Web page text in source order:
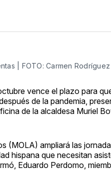
| FOTO: Carmen Rodríguez
vence el plazo para
de la pandemia,
de la alcaldesa Muriel
(MOLA) ampliará las
hispana que necesitan
Eduardo Perdomo,